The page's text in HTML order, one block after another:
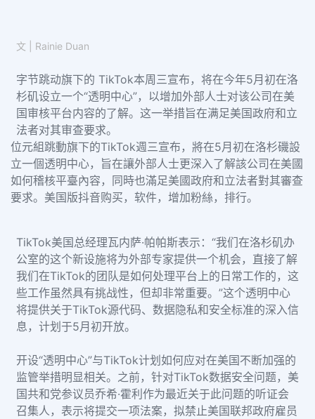
文 | Rainie Duan
字节跳动旗下的 TikTok本周三宣布，将在今年5月初在洛
杉矶设立一个“透明中心”，以增加外部人士对该公司在美
国审核平台内容的了解。这一举措旨在满足美国政府和立
法者对其审查要求。
位元組跳動旗下的TikTok週三宣布，將在5月初在洛杉磯設
立一個透明中心，旨在讓外部人士更深入了解該公司在美國
如何稽核平臺內容，同時也滿足美國政府和立法者對其審查
要求。美国版抖音购买，软件，增加粉絲，排行。
TikTok美国总经理瓦内萨·帕帕斯表示：“我们在洛杉矶办
公室的这个新设施将为外部专家提供一个机会，直接了解
我们在TikTok的团队是如何处理平台上的日常工作的，这
些工作虽然具有挑战性，但却非常重要。”这个透明中心
将提供关于TikTok源代码、数据隐私和安全标准的深入信
息，计划于5月初开放。
开设“透明中心”与TikTok计划如何应对在美国不断加强的
监管举措明显相关。之前，针对TikTok数据安全问题，美
国共和党参议员乔希·霍利作为最近关于此问题的听证会
召集人，表示将提交一项法案，拟禁止美国联邦政府雇员